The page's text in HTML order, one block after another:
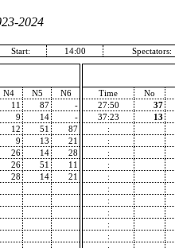
2024
Start: 14:00 Spectators:
N4 N5
N6
11 87
-
9 14
-
12 51
87
9 13
21
26 14
28
26 51
11
28 14
21
Time No
27:50
37
37:23
13
:
:
:
:
:
:
:
:
:
: